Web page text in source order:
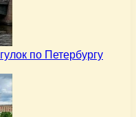
по Петербургу